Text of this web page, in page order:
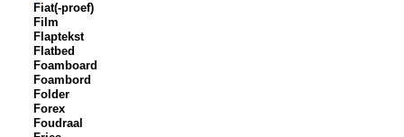
Fiat(-proef)
Film
Flaptekst
Flatbed
Foamboard
Foambord
Folder
Forex
Foudraal